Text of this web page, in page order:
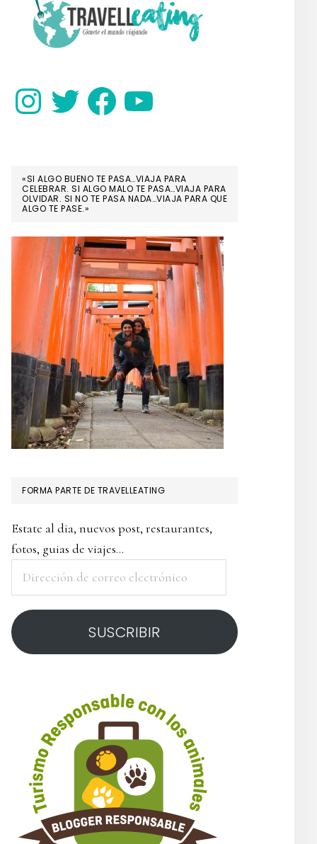
SIDEBAR
InstagramTwitter FacebookYouTube
«SI ALGO BUENO TE PASA…VIAJA PARA
CELEBRAR. SI ALGO MALO TE PASA…VIAJA PARA
OLVIDAR. SI NO TE PASA NADA…VIAJA PARA QUE
ALGO TE PASE.»
FORMA PARTE DE TRAVELLEATING
Estate al dia, nuevos post, restaurantes,
fotos, guias de viajes...
correo
electrónico
SUSCRIBIR